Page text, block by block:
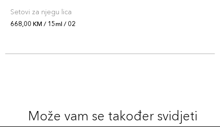
Setovi za njegu lica
668,00 KM / 15ml / 02
Može vam se također svidjeti